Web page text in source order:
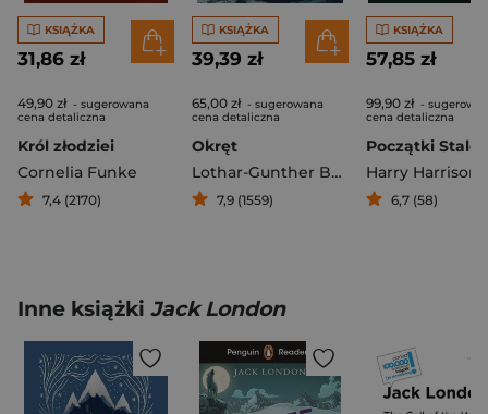
KSIĄŻKA
31,86 zł
49,90 zł - sugerowana
cena detaliczna
Król złodziei
Cornelia Funke
7,4 (2170)
KSIĄŻKA
39,39 zł
65,00 zł - sugerowana
cena detaliczna
Okręt
Lothar-Gunther Buchheim
7,9 (1559)
KSIĄŻKA
57,85 zł
99,90 zł -
cena detaliczna
Harry Harrison
6,7 (58)
Inne książki Jack London